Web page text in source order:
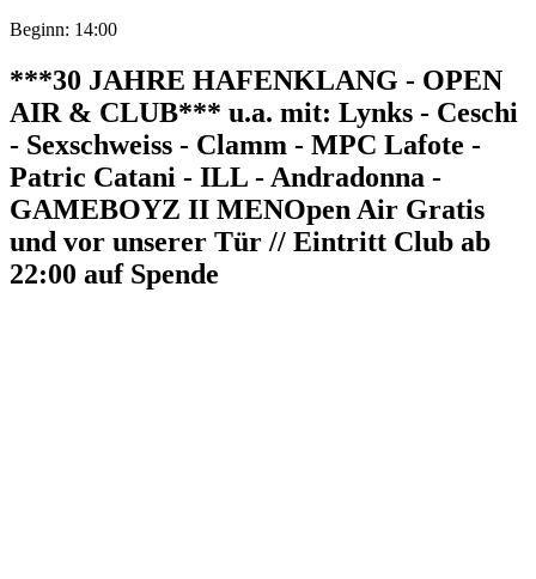
Beginn: 14:00
***30 JAHRE HAFENKLANG - OPEN
AIR & CLUB*** u.a. mit: Lynks - Ceschi
- Sexschweiss - Clamm - MPC Lafote -
Patric Catani - ILL - Andradonna -
GAMEBOYZ II MENOpen Air Gratis
und vor unserer Tür // Eintritt Club ab
22:00 auf Spende